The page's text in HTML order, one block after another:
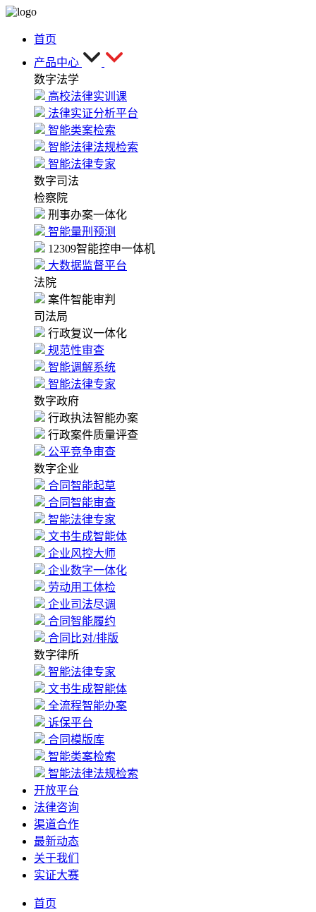
首页
产品中心
数字法学
高校法律实训课
法律实证分析平台
智能类案检索
智能法律法规检索
智能法律专家
数字司法
检察院
刑事办案一体化
智能量刑预测
12309智能控申一体机
大数据监督平台
法院
案件智能审判
司法局
行政复议一体化
规范性审查
智能调解系统
智能法律专家
数字政府
行政执法智能办案
行政案件质量评查
公平竞争审查
数字企业
合同智能起草
合同智能审查
智能法律专家
文书生成智能体
企业风控大师
企业数字一体化
劳动用工体检
企业司法尽调
合同智能履约
合同比对/排版
数字律所
智能法律专家
文书生成智能体
全流程智能办案
诉保平台
合同模版库
智能类案检索
智能法律法规检索
开放平台
法律咨询
渠道合作
最新动态
关于我们
实证大赛
首页